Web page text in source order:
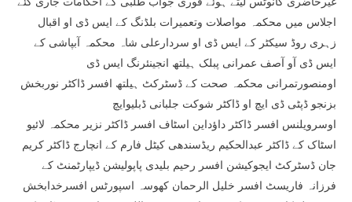
اجلاس میں محکمہ مواصلات وتعمیرات بلڈنگ کے ایس ڈی او اقبال
زہری روڈ سیکٹر کے ایس ڈی او سردارعلی شاہ محکمہ آبپاشی کے
ایس ڈی آو آصف عمرانی پبلک ہیلتھ انجینئرنگ ایس ڈی
اومنصورتمرانی محکمہ صحت کے ڈسٹرکٹ ہیلتھ افسر ڈاکٹر نوربخش
بزنجو ڈپٹی ڈی ایچ او ڈاکٹر شوکت جلبانی ڈبلیوایچ
اوسرویلنس افسر ڈاکٹر داﺅداین اسٹاف افسر ڈاکٹر نزیر محکمہ لائیو
اسٹاک کے ڈاکٹر عبدالحکیم ریڈسندھی کیٹل فارم کے انچارج ڈاکٹر کریم
جان ڈسٹرکٹ ایجوکیشن افسر رحیم بلیدی پاپولیشن ڈیپارٹمنٹ کے
فرزانہ فاریسٹ افسر خلیل الرحمان کھوسہ اسپورٹس افسرخدابخش